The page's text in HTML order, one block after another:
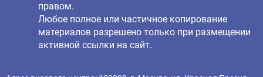
правом.
Любое полное или частичное копирование
материалов разрешено только при размещении
активной ссылки на сайт.